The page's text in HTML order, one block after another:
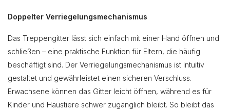
Doppelter Verriegelungsmechanismus
Das Treppengitter lässt sich einfach mit einer Hand öffnen und
schließen – eine praktische Funktion für Eltern, die häufig
beschäftigt sind. Der Verriegelungsmechanismus ist intuitiv
gestaltet und gewährleistet einen sicheren Verschluss.
Erwachsene können das Gitter leicht öffnen, während es für
Kinder und Haustiere schwer zugänglich bleibt. So bleibt das